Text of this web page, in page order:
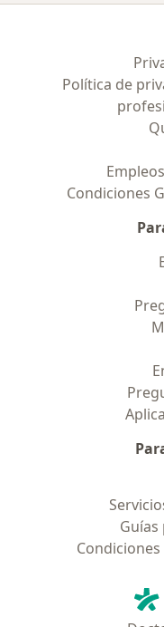
Política de
Empleos
Condiciones
Guías